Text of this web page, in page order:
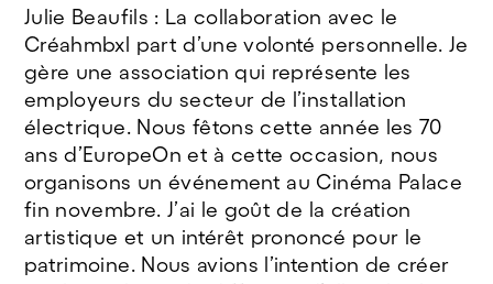
Julie Beaufils : La collaboration avec le
Créahmbxl part d’une volonté personnelle. Je
gère une association qui représente les
employeurs du secteur de l’installation
électrique. Nous fêtons cette année les 70
ans d’EuropeOn et à cette occasion, nous
organisons un événement au Cinéma Palace
fin novembre. J’ai le goût de la création
artistique et un intérêt prononcé pour le
patrimoine. Nous avions l’intention de créer